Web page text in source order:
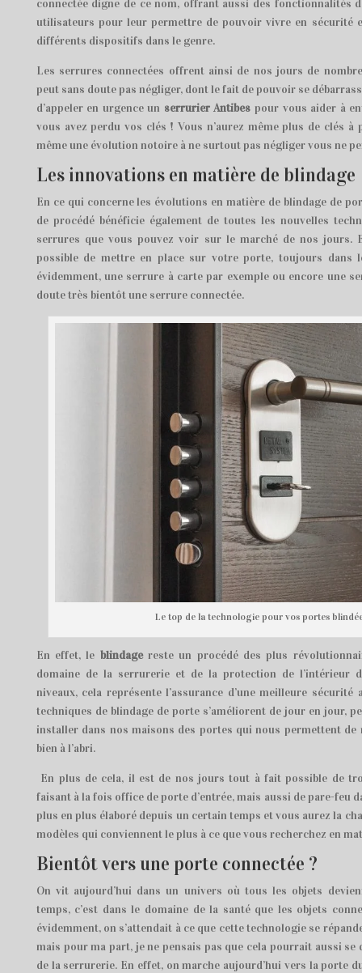
connectée digne de ce nom, offrant aussi des fonctionnalités
utilisateurs pour leur permettre de pouvoir vivre en sécurité
différents dispositifs dans le genre.
Les serrures connectées offrent ainsi de nos jours de
peut sans doute pas négliger, dont le fait de pouvoir se
d’appeler en urgence un serrurier Antibes pour vous aider à
vous avez perdu vos clés ! Vous n’aurez même plus de clés à
même une évolution notoire à ne surtout pas négliger vous ne
Les innovations en matière de blindage
En ce qui concerne les évolutions en matière de blindage de
de procédé bénéficie également de toutes les nouvelles
serrures que vous pouvez voir sur le marché de nos
possible de mettre en place sur votre porte, toujours dans
évidemment, une serrure à carte par exemple ou encore une
doute très bientôt une serrure connectée.
Le top de la technologie pour vos portes
En effet, le blindagereste un procédé des plus
domaine de la serrurerie et de la protection de l’intérieur
niveaux, cela représente l’assurance d’une meilleure
techniques de blindage de porte s’améliorent de jour en jour,
installer dans nos maisons des portes qui nous permettent
bien à l’abri.
En plus de cela, il est de nos jours tout à fait possible de
faisant à la fois office de porte d’entrée, mais aussi de pare-feu
plus en plus élaboré depuis un certain temps et vous aurez la
modèles qui conviennent le plus à ce que vous recherchez en
Bientôt vers une porte connectée ?
On vit aujourd’hui dans un univers où tous les objets
temps, c’est dans le domaine de la santé que les objets
évidemment, on s’attendait à ce que cette technologie se
mais pour ma part, je ne pensais pas que cela pourrait aussi se
de la serrurerie. En effet, on marche aujourd’hui vers la porte